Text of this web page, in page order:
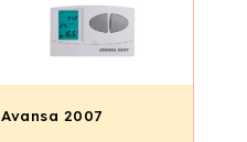
Avansa 2007